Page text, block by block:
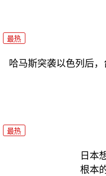
最热
哈马斯突袭以色列后
最热
日本
根本